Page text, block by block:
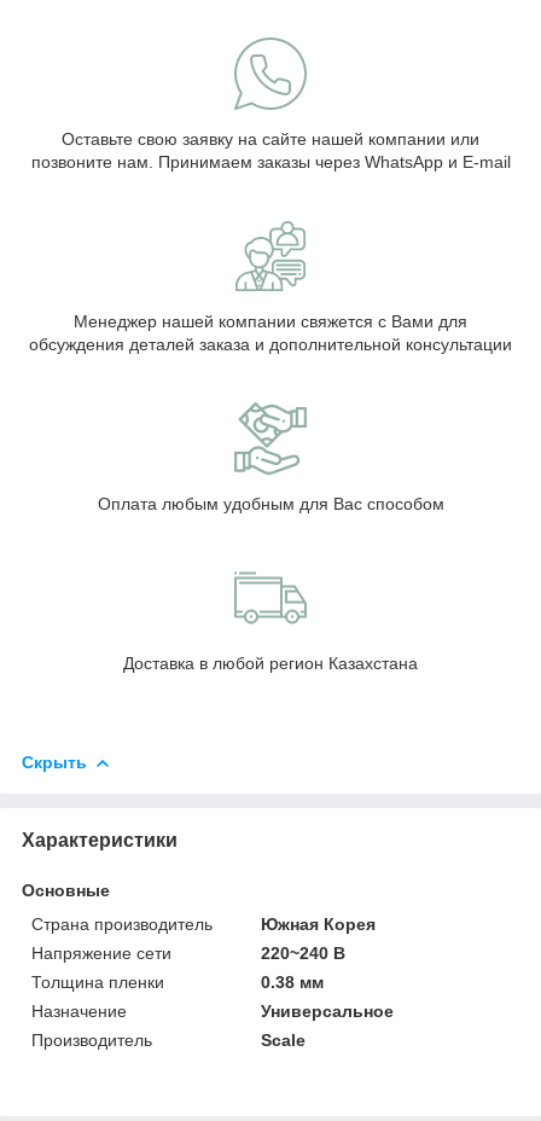
Оставьте свою заявку на сайте нашей компании или
позвоните нам. Принимаем заказы через WhatsApp и E-mail
Менеджер нашей компании свяжется с Вами для
обсуждения деталей заказа и дополнительной консультации
Оплата любым удобным для Вас способом
Доставка в любой регион Казахстана
Скрыть
Характеристики
Основные
Страна производитель
Южная Корея
Напряжение сети
220~240 В
Толщина пленки
0.38 мм
Назначение
Универсальное
Производитель
Scale